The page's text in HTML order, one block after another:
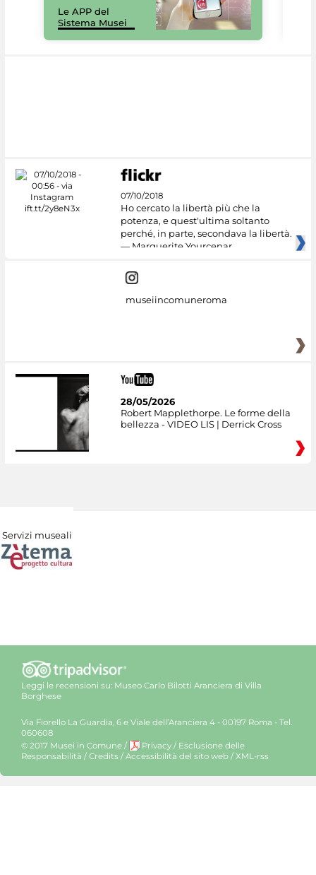
Le APP del
Sistema Musei
07/10/2018
Ho cercato la libertà più che la
potenza, e quest'ultima soltanto
perché, in parte, secondava la libertà.
— Marguerite Yourcenar
museiincomuneroma
28/05/2026
Robert Mapplethorpe. Le forme della
bellezza - VIDEO LIS | Derrick Cross
Servizi museali
Leggi le recensioni su: Museo Carlo Bilotti Aranciera di Villa
Borghese
Via Fiorello La Guardia, 6 e Viale dell’Aranciera 4 - 00197 Roma - Tel.
060608
© 2017 Musei in Comune / Privacy / Esclusione delle
Responsabilità / Credits / Accessibilità del sito web / XML-rss